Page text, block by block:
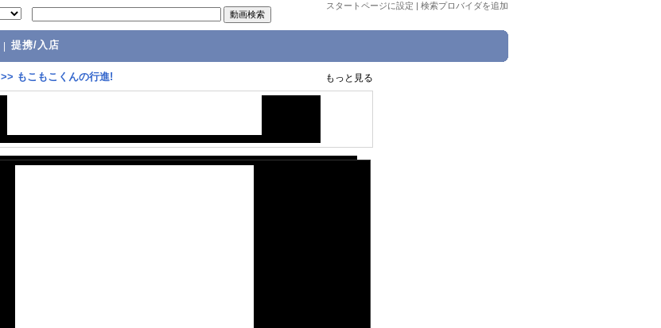
スタートページに設定 | 検索プロバイダを追加
提携/入店
>> もこもこくんの行進! もっと見る